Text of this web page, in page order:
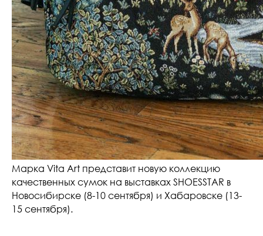
Марка Vita Art представит новую коллекцию
качественных сумок на выставках SHOESSTAR в
Новосибирске (8-10 сентября) и Хабаровске (13-
15 сентября).